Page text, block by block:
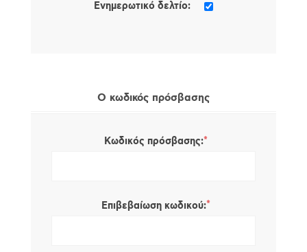
Ενημερωτικό δελτίο:
Ο κωδικός πρόσβασης
Κωδικός πρόσβασης:*
Επιβεβαίωση κωδικού:*